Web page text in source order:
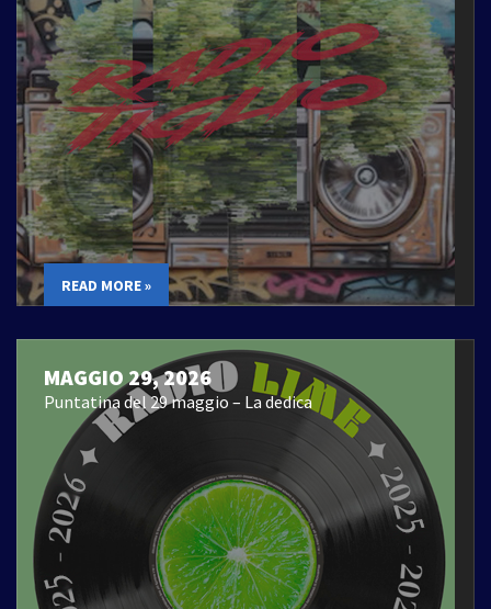
READ MORE »
MAGGIO 29, 2026
Puntatina del 29 maggio – La dedica